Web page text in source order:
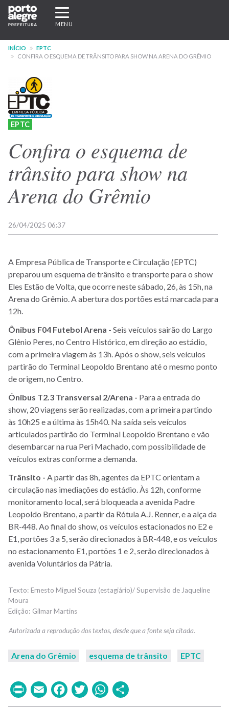
Pular
para
conteúdo
principal
Expandir/recolher
navegação
MENU
INÍCIO
EPTC
CONFIRA O ESQUEMA DE TRÂNSITO PARA SHOW NA ARENA DO GRÊMIO
EPTC
Confira o esquema de
trânsito para show na
Arena do Grêmio
26/04/2025 06:37
A Empresa Pública de Transporte e Circulação (EPTC)
preparou um esquema de trânsito e transporte para o show
Eles Estão de Volta, que ocorre neste sábado, 26, às 15h, na
Arena do Grêmio. A abertura dos portões está marcada para
12h.
Ônibus F04 Futebol Arena - Seis veículos sairão do Largo
Glênio Peres, no Centro Histórico, em direção ao estádio,
com a primeira viagem às 13h. Após o show, seis veículos
partirão do Terminal Leopoldo Brentano até o mesmo ponto
de origem, no Centro.
Ônibus T2.3 Transversal 2/Arena - Para a entrada do
show, 20 viagens serão realizadas, com a primeira partindo
às 10h25 e a última às 15h40. Na saída seis veículos
articulados partirão do Terminal Leopoldo Brentano e vão
desembarcar na rua Peri Machado, com possibilidade de
veículos extras conforme a demanda.
Trânsito - A partir das 8h, agentes da EPTC orientam a
circulação nas imediações do estádio. Às 12h, conforme
monitoramento local, será bloqueada a avenida Padre
Leopoldo Brentano, a partir da Rótula A.J. Renner, e a alça da
BR-448. Ao final do show, os veículos estacionados no E2 e
E1, portões 3 a 5, serão direcionados à BR-448, e os veículos
no estacionamento E1, portões 1 e 2, serão direcionados à
avenida Voluntários da Pátria.
Ernesto Miguel Souza (estagiário)/ Supervisão de Jaqueline
Moura
Gilmar Martins
Arena do Grêmio esquema de trânsito EPTC
PrintEmailFacebook
TwitterWhatsApp